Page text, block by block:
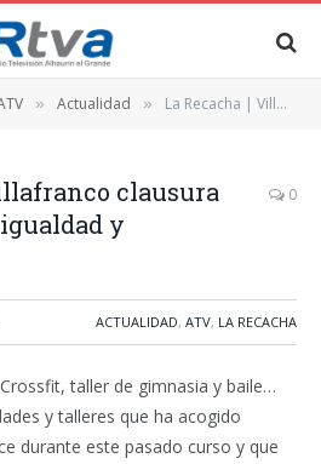
» Actualidad » La Recacha | Villafranco clausura sus talleres de igualdad y deportivos
clausura
y
0
ACTUALIDAD, ATV, LA RECACHA
taller de gimnasia y baile…
y talleres que ha acogido
durante este pasado curso y que